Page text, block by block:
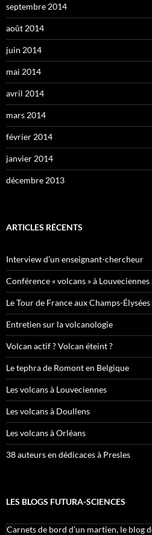
septembre 2014
août 2014
juin 2014
mai 2014
avril 2014
mars 2014
février 2014
janvier 2014
décembre 2013
ARTICLES RÉCENTS
Interview d’un enseignant-chercheur
Conférence « volcans » à
Le Tour de France aux Champs-Élysées
Entretien sur la volcanologie
Volcan actif ? Volcan éteint ?
Le tephra de Romont en Belgique
Les volcans à Louveciennes
Les volcans à Doullens
Les volcans à Orléans
38 auteurs en dédicaces à Presles
LES BLOGS FUTURA-SCIENCES
Carnets de bord d’un martien, le blog